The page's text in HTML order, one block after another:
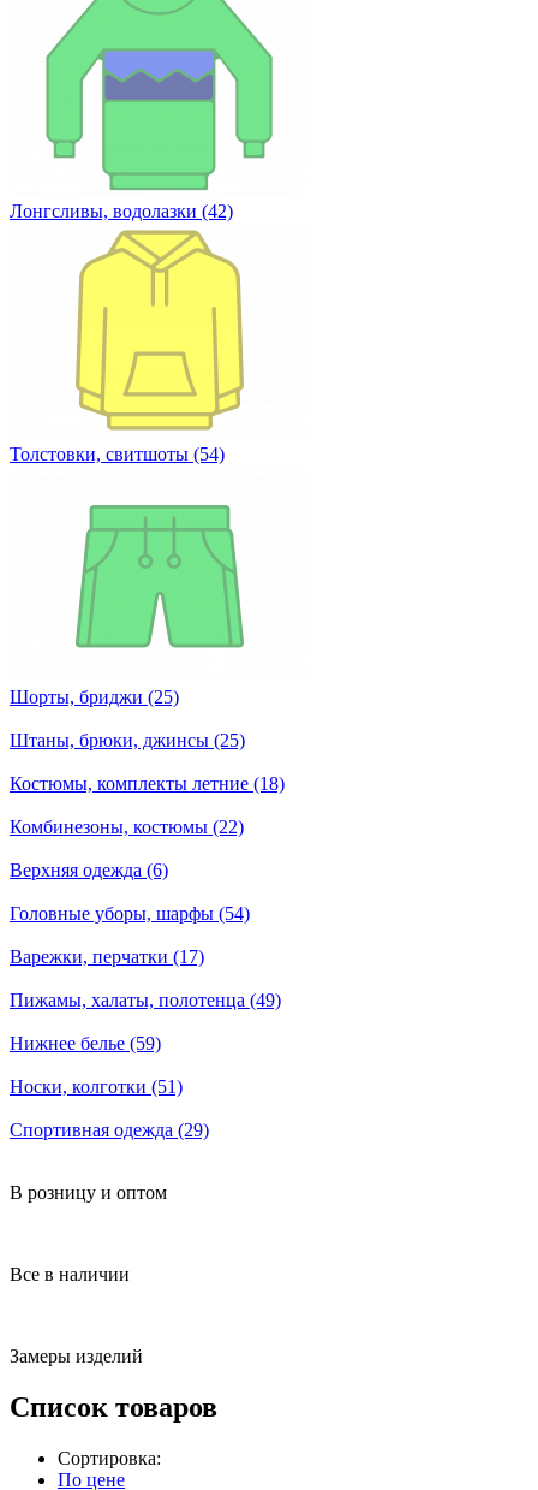
Лонгсливы, водолазки (42)
Толстовки, свитшоты (54)
Шорты, бриджи (25)
Штаны, брюки, джинсы (25)
Костюмы, комплекты летние (18)
Комбинезоны, костюмы (22)
Верхняя одежда (6)
Головные уборы, шарфы (54)
Варежки, перчатки (17)
Пижамы, халаты, полотенца (49)
Нижнее белье (59)
Носки, колготки (51)
Спортивная одежда (29)
В розницу и оптом
Все в наличии
Замеры изделий
Список товаров
Сортировка:
По цене